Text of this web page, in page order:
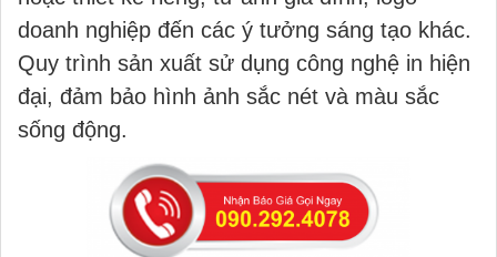
doanh nghiệp đến các ý tưởng sáng tạo khác.
Quy trình sản xuất sử dụng công nghệ in hiện
đại, đảm bảo hình ảnh sắc nét và màu sắc
sống động.